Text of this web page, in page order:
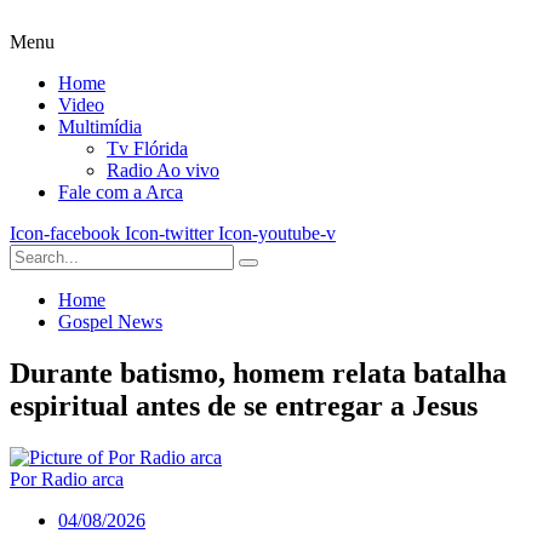
Menu
Home
Video
Multimídia
Tv Flórida
Radio Ao vivo
Fale com a Arca
Icon-facebook Icon-twitter Icon-youtube-v
Home
Gospel News
Durante batismo, homem relata batalha
espiritual antes de se entregar a Jesus
Por Radio arca
04/08/2026